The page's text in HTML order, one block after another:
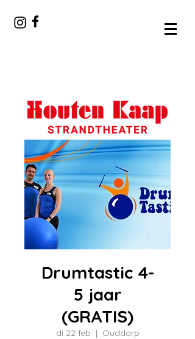
Drumtastic 4-
5 jaar
(GRATIS)
di 22 feb
  |
Ouddorp